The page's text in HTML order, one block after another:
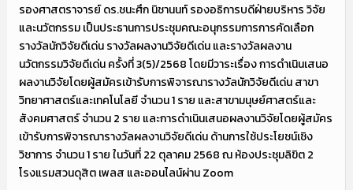
รองศาสตราจารย์ ดร.ชนะศึก นิชานนท์ รองอธิการบดีฝ่ายบริหาร วิจัย
และนวัตกรรม เป็นประธานการประชุมคณะอนุกรรมการการคัดเลือก
รางวัลนักวิจัยดีเด่น รางวัลผลงานวิจัยดีเด่น และรางวัลผลงาน
นวัตกรรมวิจัยดีเด่น ครั้งที่ 3(5)/2568 โดยมีวาระเรื่อง การดำเนินเสนอ
ผลงานวิจัยโดยผู้สมัครเข้ารับการพิจารณารางวัลนักวิจัยดีเด่น สาขา
วิทยาศาสตร์และเทคโนโลยี จำนวน 1 ราย และสาขามนุษย์ศาสตร์และ
สังคมศาสตร์ จำนวน 2 ราย และการดำเนินเสนอผลงานวิจัยโดยผู้สมัคร
เข้ารับการพิจารณารางวัลผลงานวิจัยดีเด่น ด้านการใช้ประโยชน์เชิง
วิชาการ จำนวน 1 ราย ในวันที่ 22 ตุลาคม 2568 ณ ห้องประชุมลิขิต 2
โรงแรมสวนดุสิต เพลส และออนไลน์ผ่าน Zoom